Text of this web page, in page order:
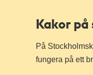
Kakor
På
fungera på ett